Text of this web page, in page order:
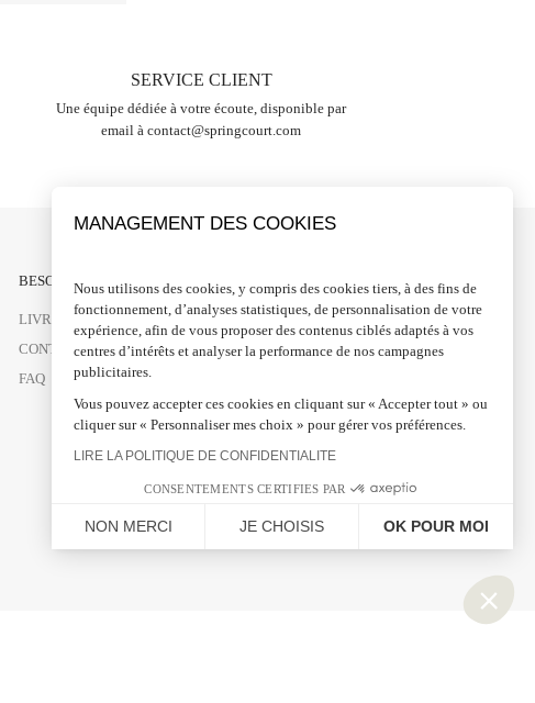
SERVICE CLIENT
Une équipe dédiée à votre écoute, disponible par
email à contact@springcourt.com
BESOIN D'AIDE ?
LIVRAISONS ET RETOURS
CONTACTEZ-NOUS
FAQ
SUIVEZ-NOUS
FACEBOOK
INSTAGRAM
LINKEDIN
MANAGEMENT DES COOKIES
Nous utilisons des cookies, y compris des cookies tiers, à des fins de
fonctionnement, d’analyses statistiques, de personnalisation de votre
expérience, afin de vous proposer des contenus ciblés adaptés à vos
centres d’intérêts et analyser la performance de nos campagnes
publicitaires.
Vous pouvez accepter ces cookies en cliquant sur « Accepter tout » ou
cliquer sur « Personnaliser mes choix » pour gérer vos préférences.
LIRE LA POLITIQUE DE CONFIDENTIALITE
CONSENTEMENTS CERTIFIES PAR
NON MERCI JE CHOISIS OK POUR MOI
Notre plateforme vous permet d'adapter et de gérer vos paramètres de